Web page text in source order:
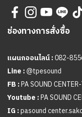
ช่องทางการสั่งซื้อ
แผนกออนไลน์ :082-
Line :@tpesound
FB :PA SOUND
Youtube :PA SOUND
IG :pasound